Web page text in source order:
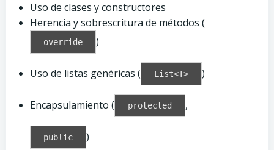
Uso de clases y constructores
Herencia y sobrescritura de métodos (
override )
Uso de listas genéricas ( List<T> )
Encapsulamiento ( protected ,
public )